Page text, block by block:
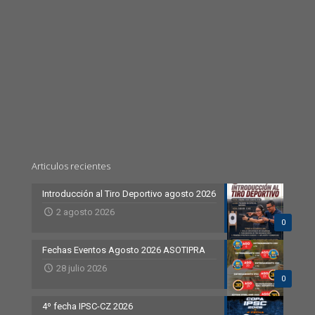
Articulos recientes
0
Introducción al Tiro Deportivo agosto 2026
2 agosto 2026
0
Fechas Eventos Agosto 2026 ASOTIPRA
28 julio 2026
4º fecha IPSC-CZ 2026